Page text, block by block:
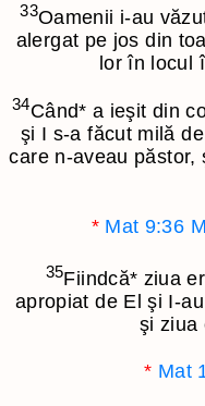
33Oamenii i-au
alergat pe jos din
lor în locul
34Când* a ieşit din
şi I s-a făcut milă
care n-aveau păstor,
* Mat 9:36
35Fiindcă* ziua
apropiat de El şi I-
şi ziua
* Mat